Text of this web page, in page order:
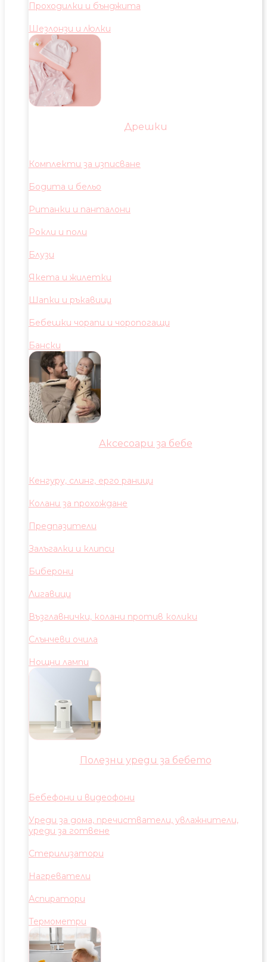
Проходилки и бънджита
Шезлонзи и люлки
Дрешки
Комплекти за изписване
Бодита и бельо
Ританки и панталони
Рокли и поли
Блузи
Якета и жилетки
Шапки и ръкавици
Бебешки чорапи и чоропогащи
Бански
Аксесоари за бебе
Кенгуру, слинг, ерго раници
Колани за прохождане
Предпазители
Залъгалки и клипси
Биберони
Лигавици
Възглавнички, колани против колики
Слънчеви очила
Нощни лампи
Полезни уреди за бебето
Бебефони и видеофони
Уреди за дома, пречистватели, увлажнители,
уреди за готвене
Стерилизатори
Нагреватели
Аспиратори
Термометри